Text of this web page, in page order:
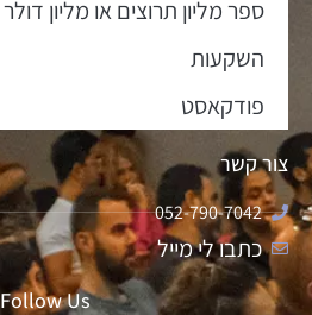
ספר מליון תרוצים או מליון דולר
השקעות
פודקאסט
צור קשר
052-790-7042
כתבו לי מייל
Follow Us